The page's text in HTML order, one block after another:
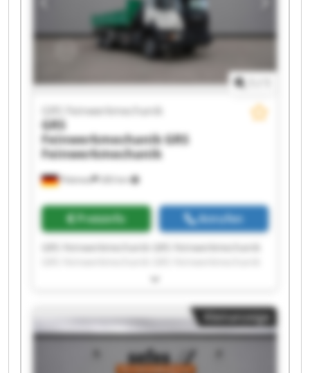
Pöttmes 283 km
GRS Feinwerkmechanik
GRS
FeinwerkmechanikGRS
Feinwerkmechanik
Preisinfo Anrufen
GRS Feinwerkmechanik GRS Feinwerkmechanik
GRS Feinwerkmechanik GRS Feinwerkmechanik
GRS Feinwerkmechanik GRS Feinwerkmechanik
GRS Feinwerkmechanik GRS Feinwerkmechanik
GRS Feinwerkmechanik GRS Feinwerkmechanik
GRS Feinwerkmechanik GRS Feinwerkmechanik
GRS Feinwerkmechanik GRS Feinwerkmechanik
Kleinanzeige